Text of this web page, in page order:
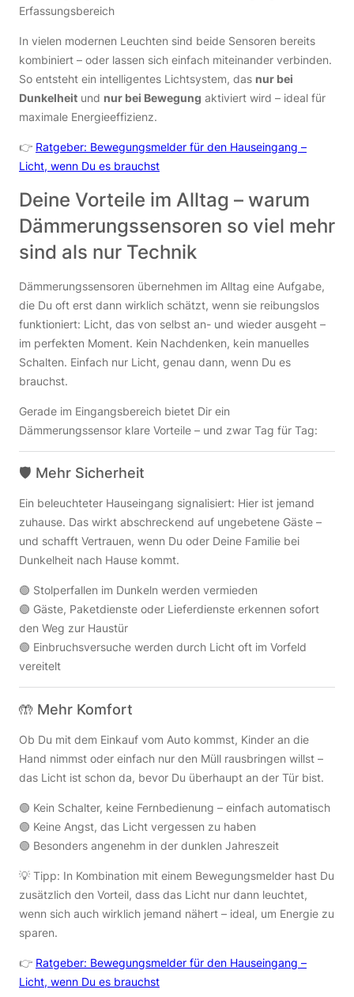
Erfassungsbereich
In vielen modernen Leuchten sind beide Sensoren bereits
kombiniert – oder lassen sich einfach miteinander verbinden.
So entsteht ein intelligentes Lichtsystem, das nur bei
Dunkelheit und nur bei Bewegung aktiviert wird – ideal für
maximale Energieeffizienz.
👉 Ratgeber: Bewegungsmelder für den Hauseingang –
Licht, wenn Du es brauchst
Deine Vorteile im Alltag – warum
Dämmerungssensoren so viel mehr
sind als nur Technik
Dämmerungssensoren übernehmen im Alltag eine Aufgabe,
die Du oft erst dann wirklich schätzt, wenn sie reibungslos
funktioniert: Licht, das von selbst an- und wieder ausgeht –
im perfekten Moment. Kein Nachdenken, kein manuelles
Schalten. Einfach nur Licht, genau dann, wenn Du es
brauchst.
Gerade im Eingangsbereich bietet Dir ein
Dämmerungssensor klare Vorteile – und zwar Tag für Tag:
🛡️ Mehr Sicherheit
Ein beleuchteter Hauseingang signalisiert: Hier ist jemand
zuhause. Das wirkt abschreckend auf ungebetene Gäste –
und schafft Vertrauen, wenn Du oder Deine Familie bei
Dunkelheit nach Hause kommt.
🟢 Stolperfallen im Dunkeln werden vermieden
🟢 Gäste, Paketdienste oder Lieferdienste erkennen sofort
den Weg zur Haustür
🟢 Einbruchsversuche werden durch Licht oft im Vorfeld
vereitelt
🤲 Mehr Komfort
Ob Du mit dem Einkauf vom Auto kommst, Kinder an die
Hand nimmst oder einfach nur den Müll rausbringen willst –
das Licht ist schon da, bevor Du überhaupt an der Tür bist.
🟢 Kein Schalter, keine Fernbedienung – einfach automatisch
🟢 Keine Angst, das Licht vergessen zu haben
🟢 Besonders angenehm in der dunklen Jahreszeit
💡 Tipp: In Kombination mit einem Bewegungsmelder hast Du
zusätzlich den Vorteil, dass das Licht nur dann leuchtet,
wenn sich auch wirklich jemand nähert – ideal, um Energie zu
sparen.
👉 Ratgeber: Bewegungsmelder für den Hauseingang –
Licht, wenn Du es brauchst